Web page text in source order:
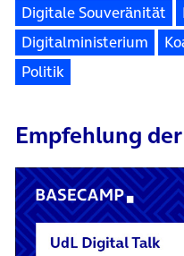
Digitale Souveränität
Digitalministerium
Politik
Empfehlung